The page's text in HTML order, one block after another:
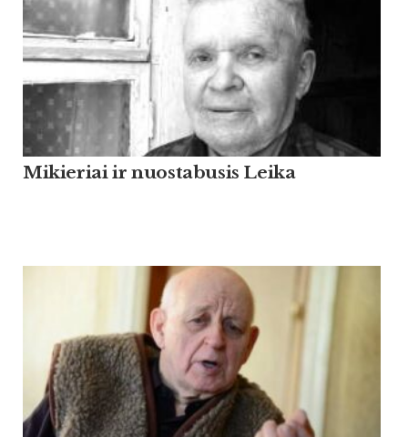
Mikieriai ir nuostabusis Leika